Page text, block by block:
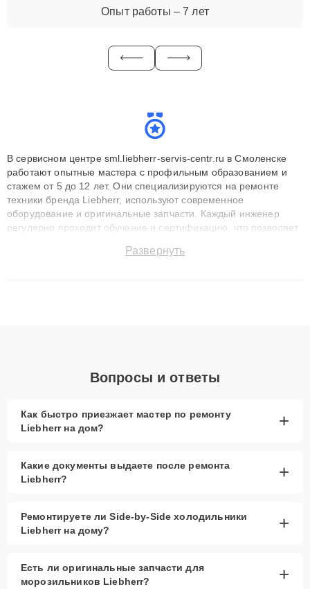
Опыт работы – 7 лет
В сервисном центре sml.liebherr-servis-centr.ru в Смоленске
работают опытные мастера с профильным образованием и
стажем от 5 до 12 лет. Они специализируются на ремонте
техники бренда Liebherr, используют современное
оборудование и оригинальные запчасти. Каждый инженер
регулярно проходит обучение и сертификацию, что позволяет
технику с сохранением гарантии до 3 лет. Наши мастера
Развернуть
Вопросы и ответы
Как быстро приезжает мастер по ремонту
Liebherr на дом?
+
Какие документы выдаете после ремонта
Liebherr?
+
Ремонтируете ли Side-by-Side холодильники
Liebherr на дому?
+
Есть ли оригинальные запчасти для
морозильников Liebherr?
+